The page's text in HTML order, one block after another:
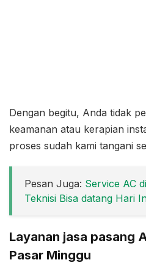
Dengan begitu, Anda tidak
keamanan atau kerapian
proses sudah kami tangani
Pesan Juga: Service AC
Teknisi Bisa datang Hari
Layanan jasa pasang
Pasar Minggu